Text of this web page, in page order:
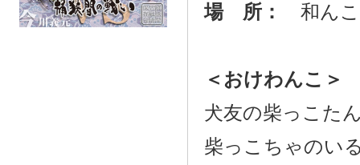
場 所：
和んこ
＜おけわんこ＞
犬友の柴っこた
柴っこちゃのい